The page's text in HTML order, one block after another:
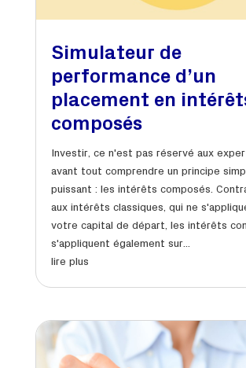
Simulateur de
performance d’un
placement en
composés
Investir, ce n'est pas réservé aux
avant tout comprendre un principe
puissant : les intérêts composés.
aux intérêts classiques, qui ne
votre capital de départ, les intérêts
s'appliquent également sur...
lire plus